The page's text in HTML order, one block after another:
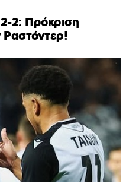
2: Πρόκριση
Ραστόντερ!